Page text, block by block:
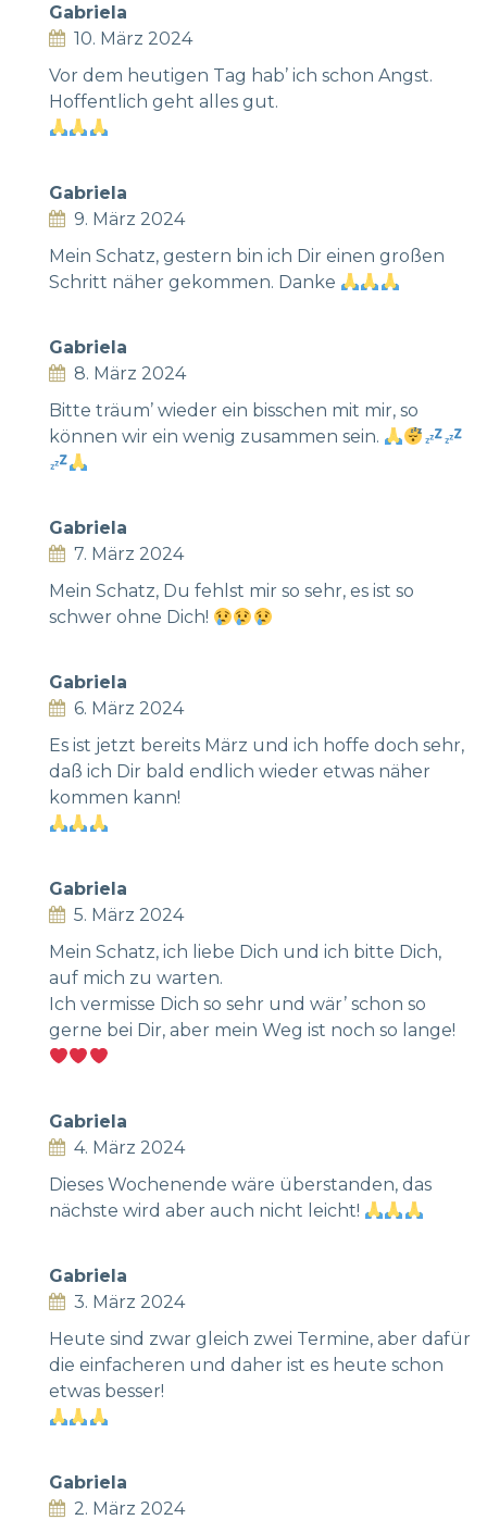
Gabriela
10. März 2024
Vor dem heutigen Tag hab’ ich schon Angst.
Hoffentlich geht alles gut.
Gabriela
9. März 2024
Mein Schatz, gestern bin ich Dir einen großen
Schritt näher gekommen. Danke
Gabriela
8. März 2024
Bitte träum’ wieder ein bisschen mit mir, so
können wir ein wenig zusammen sein.
Gabriela
7. März 2024
Mein Schatz, Du fehlst mir so sehr, es ist so
schwer ohne Dich!
Gabriela
6. März 2024
Es ist jetzt bereits März und ich hoffe doch sehr,
daß ich Dir bald endlich wieder etwas näher
kommen kann!
Gabriela
5. März 2024
Mein Schatz, ich liebe Dich und ich bitte Dich,
auf mich zu warten.
Ich vermisse Dich so sehr und wär’ schon so
gerne bei Dir, aber mein Weg ist noch so lange!
Gabriela
4. März 2024
Dieses Wochenende wäre überstanden, das
nächste wird aber auch nicht leicht!
Gabriela
3. März 2024
Heute sind zwar gleich zwei Termine, aber dafür
die einfacheren und daher ist es heute schon
etwas besser!
Gabriela
2. März 2024